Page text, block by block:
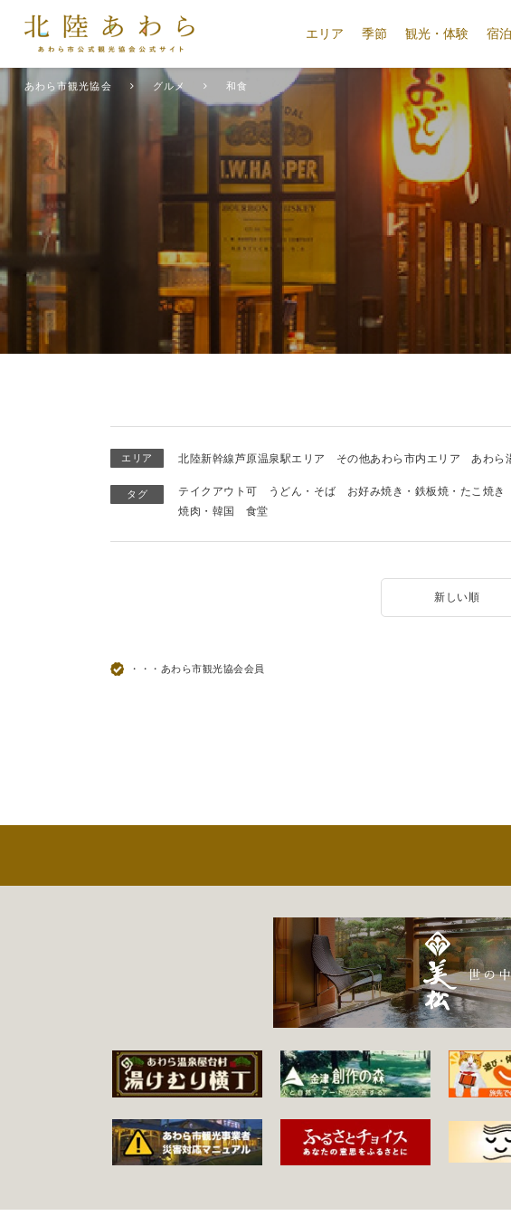
エリア 季節 観光・体験 宿泊
あわら市観光協会 グルメ 和食
エリア 北陸新幹線芦原温泉駅エリア その他あわら市内エリア あわら
タグ テイクアウト可 うどん・そば お好み焼き・鉄板焼・たこ焼き
焼肉・韓国
食堂
新しい順
・・・あわら市観光協会会員